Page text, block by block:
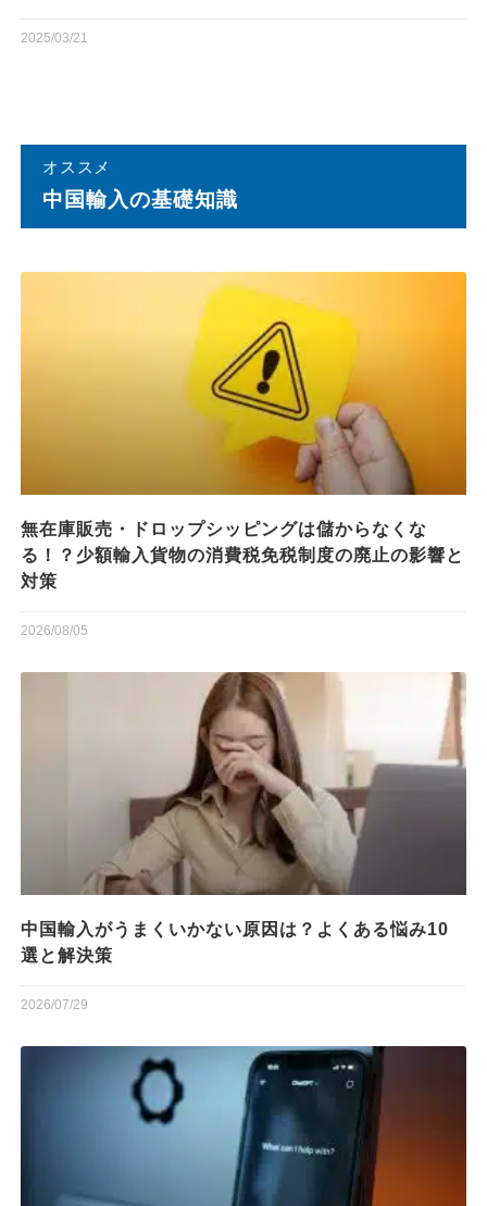
2025/03/21
オススメ
中国輸⼊の基礎知識
無在庫販売・ドロップシッピングは儲からなくな
る！？少額輸入貨物の消費税免税制度の廃止の影響と
対策
2026/08/05
中国輸入がうまくいかない原因は？よくある悩み10
選と解決策
2026/07/29